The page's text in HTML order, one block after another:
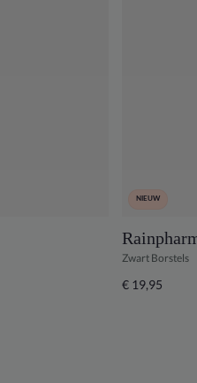
NIEUW
Zwart Borstels
€ 19,95